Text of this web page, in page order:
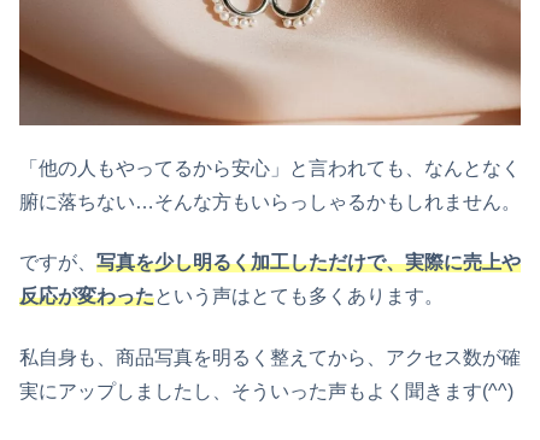
「他の人もやってるから安心」と言われても、なんとなく
腑に落ちない…そんな方もいらっしゃるかもしれません。
ですが、 写真を少し明るく加工しただけで、実際に売上や
反応が変わったという声はとても多くあります。
私自身も、商品写真を明るく整えてから、アクセス数が確
実にアップしましたし、そういった声もよく聞きます(^^)